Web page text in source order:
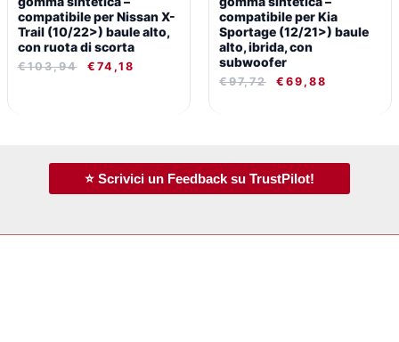
compatibile per Nissan X-
Trail (10/22>) baule alto,
con ruota di scorta
€103,94 € 74,18
compatibile per Kia
Sportage (12/21>) baule
alto, ibrida, con
subwoofer
€97,72 € 69,88
⭐ Scrivici un Feedback su TrustPilot!